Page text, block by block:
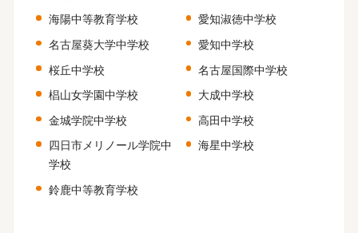
海陽中等教育学校
愛知淑徳中学校
名古屋葵大学中学校
愛知中学校
桜丘中学校
名古屋国際中学校
椙山女学園中学校
大成中学校
金城学院中学校
高田中学校
四日市メリノール学院中
学校
海星中学校
鈴鹿中等教育学校